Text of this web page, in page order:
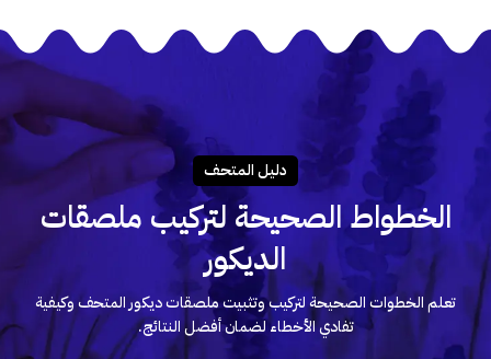
دليـل المتحـف
الخطواط الصحيحة لتركيب ملصقات
الديكور
تعلم الخطوات الصحيحة لتركيب وتثبيت ملصقات ديكور المتحف وكيفية
تفادي الأخطاء لضمان أفضل النتائج.